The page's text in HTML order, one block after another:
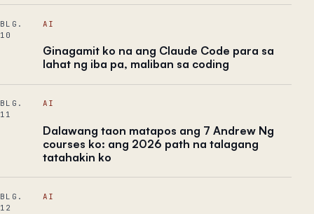
BLG.
10
AI
Ginagamit ko na ang Claude Code para sa
lahat ng iba pa, maliban sa coding
BLG.
11
AI
Dalawang taon matapos ang 7 Andrew Ng
courses ko: ang 2026 path na talagang
tatahakin ko
BLG.
12
AI